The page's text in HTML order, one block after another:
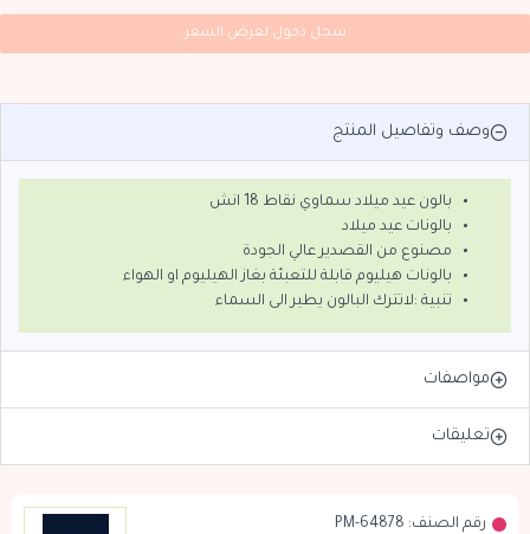
رقم الصنف: PM-64878
سجل دخول لعرض السعر
وصف وتفاصيل المنتج
بالون عيد ميلاد سماوي نقاط 18 انش
بالونات عيد ميلاد
مصنوع من القصدير عالي الجودة
بالونات هيليوم قابلة للتعبئة بغاز الهيليوم او الهواء
تنبية :لاتترك البالون يطير الى السماء
مواصفات
تعليقات